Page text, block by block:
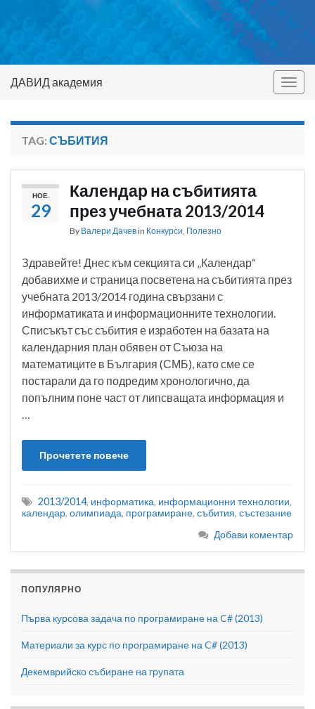
ДАВИД академия
TAG: СЪБИТИЯ
НОЕ.
29
Календар на събитията
през учебната 2013/2014
By Валери Дачевin Конкурси, Полезно
Здравейте! Днес към секцията си „Календар“
добавихме и страница посветена на събитията през
учебната 2013/2014 година свързани с
информатиката и информационните технологии.
Списъкът със събития е изработен на базата на
календарния план обявен от Съюза на
математиците в България (СМБ), като сме се
постарали да го подредим хронологично, да
попълним поне част от липсващата информация и
…
Прочетете повече
2013/2014, информатика, информационни технологии,
календар, олимпиада, програмиране, събития, състезание
Добави коментар
ПОПУЛЯРНО
Първа курсова задача по програмиране на C# (2013)
Материали за курс по програмиране на C# (2013)
Декемврийско събиране на групата